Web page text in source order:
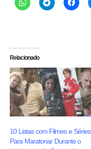
Relacionado
10 Listas com Filmes e Séries
Para Maratonar Durante o